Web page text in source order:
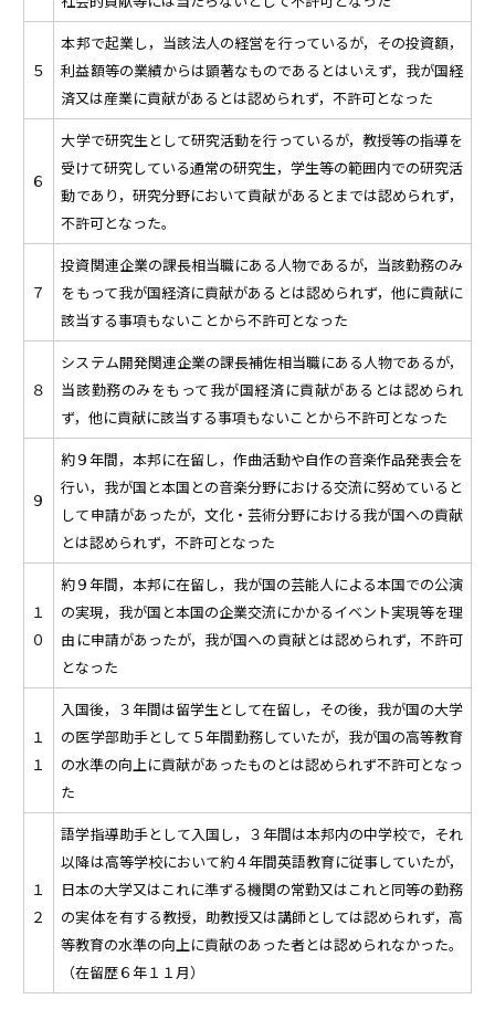
５
本邦で起業し，当該法人の経営を行っているが，その投資額，
利益額等の業績からは顕著なものであるとはいえず，我が国経
済又は産業に貢献があるとは認められず，不許可となった
６
大学で研究生として研究活動を行っているが，教授等の指導を
受けて研究している通常の研究生，学生等の範囲内での研究活
動であり，研究分野において貢献があるとまでは認められず，
不許可となった。
７
投資関連企業の課長相当職にある人物であるが，当該勤務のみ
をもって我が国経済に貢献があるとは認められず，他に貢献に
該当する事項もないことから不許可となった
８
システム開発関連企業の課長補佐相当職にある人物であるが，
当該勤務のみをもって我が国経済に貢献があるとは認められ
ず，他に貢献に該当する事項もないことから不許可となった
９
約９年間，本邦に在留し，作曲活動や自作の音楽作品発表会を
行い，我が国と本国との音楽分野における交流に努めていると
して申請があったが，文化・芸術分野における我が国への貢献
とは認められず，不許可となった
１
０
約９年間，本邦に在留し，我が国の芸能人による本国での公演
の実現，我が国と本国の企業交流にかかるイベント実現等を理
由に申請があったが，我が国への貢献とは認められず，不許可
となった
１
１
入国後，３年間は留学生として在留し，その後，我が国の大学
の医学部助手として５年間勤務していたが，我が国の高等教育
の水準の向上に貢献があったものとは認められず不許可となっ
た
１
２
語学指導助手として入国し，３年間は本邦内の中学校で，それ
以降は高等学校において約４年間英語教育に従事していたが，
日本の大学又はこれに準ずる機関の常勤又はこれと同等の勤務
の実体を有する教授，助教授又は講師としては認められず，高
等教育の水準の向上に貢献のあった者とは認められなかった。
（在留歴６年１１月）